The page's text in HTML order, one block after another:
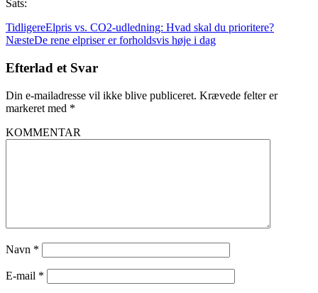
Sats:
TidligereElpris vs. CO2-udledning: Hvad skal du prioritere?
NæsteDe rene elpriser er forholdsvis høje i dag
Efterlad et Svar
Din e-mailadresse vil ikke blive publiceret. Krævede felter er
markeret med *
KOMMENTAR
Navn *
E-mail *